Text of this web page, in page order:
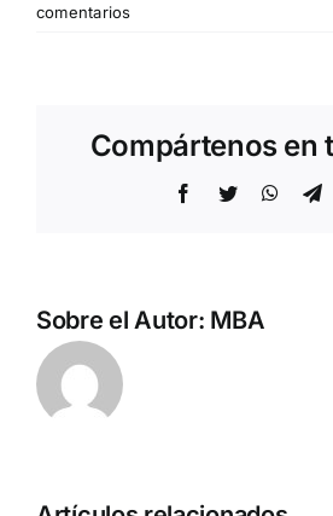
comentarios
Compártenos en
Facebook
Twitter
Sobre el Autor: MBA